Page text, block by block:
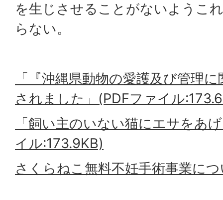
を生じさせることがないようこ
らない。
「『沖縄県動物の愛護及び管理
されました」(PDFファイル
「飼い主のいない猫にエサをあ
イル:173.9KB)
さくらねこ無料不妊手術事業に